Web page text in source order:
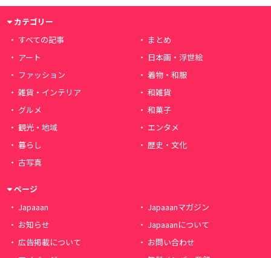
カテゴリー
すべての記事
まとめ
アート
日本画・浮世絵
ファッション
着物・和服
雑貨・インテリア
和雑貨
グルメ
和菓子
観光・地域
エンタメ
暮らし
歴史・文化
古写真
ページ
Japaaan
Japaaanマガジン
お知らせ
Japaaanについて
広告掲載について
お問い合わせ